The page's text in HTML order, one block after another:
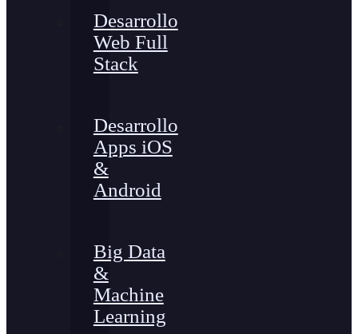
Desarrollo
Web Full
Stack
Desarrollo
Apps iOS
&
Android
Big Data
&
Machine
Learning